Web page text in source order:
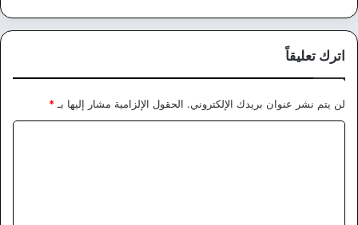
اترك تعليقاً
لن يتم نشر عنوان بريدك الإلكتروني. الحقول الإلزامية مشار إليها بـ *